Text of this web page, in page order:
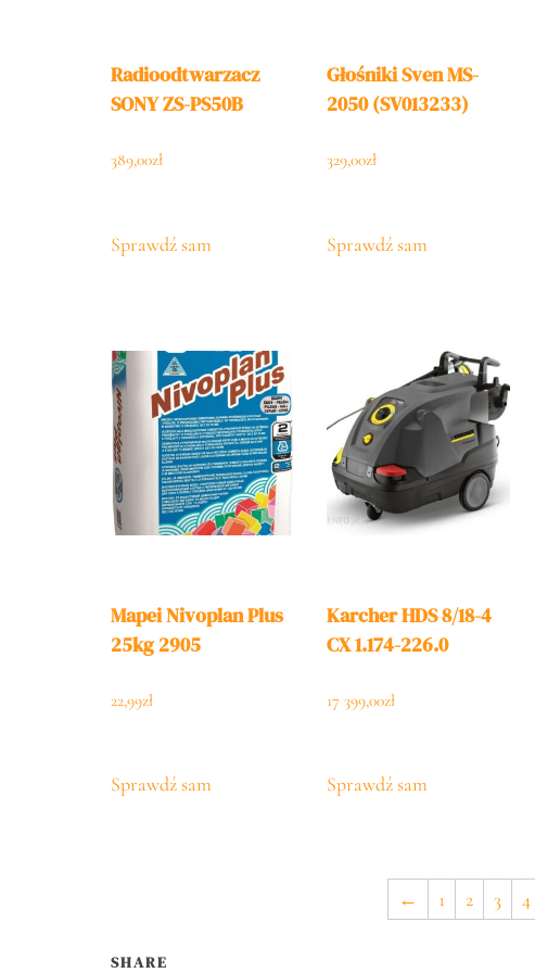
Radioodtwarzacz
SONY ZS-PS50B
389,00zł
Sprawdź sam
Głośniki Sven MS-
2050 (SV013233)
329,00zł
Sprawdź sam
Mapei Nivoplan Plus
25kg 2905
22,99zł
Sprawdź sam
Karcher HDS 8/18-4
CX 1.174-226.0
17 399,00zł
Sprawdź sam
← 1 2 3 4
SHARE